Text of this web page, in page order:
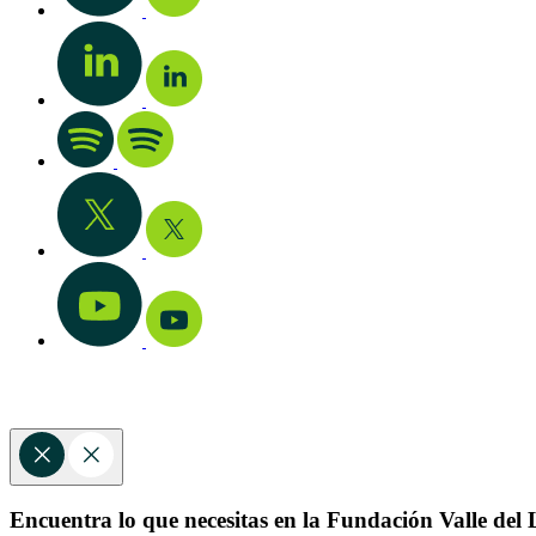
Encuentra lo que necesitas en la Fundación Valle del